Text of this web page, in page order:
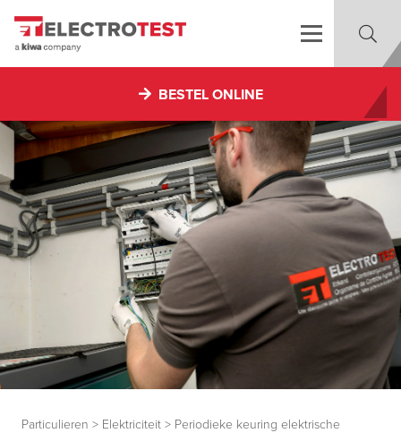
BESTEL ONLINE
Particulieren > Elektriciteit > Periodieke keuring elektrische